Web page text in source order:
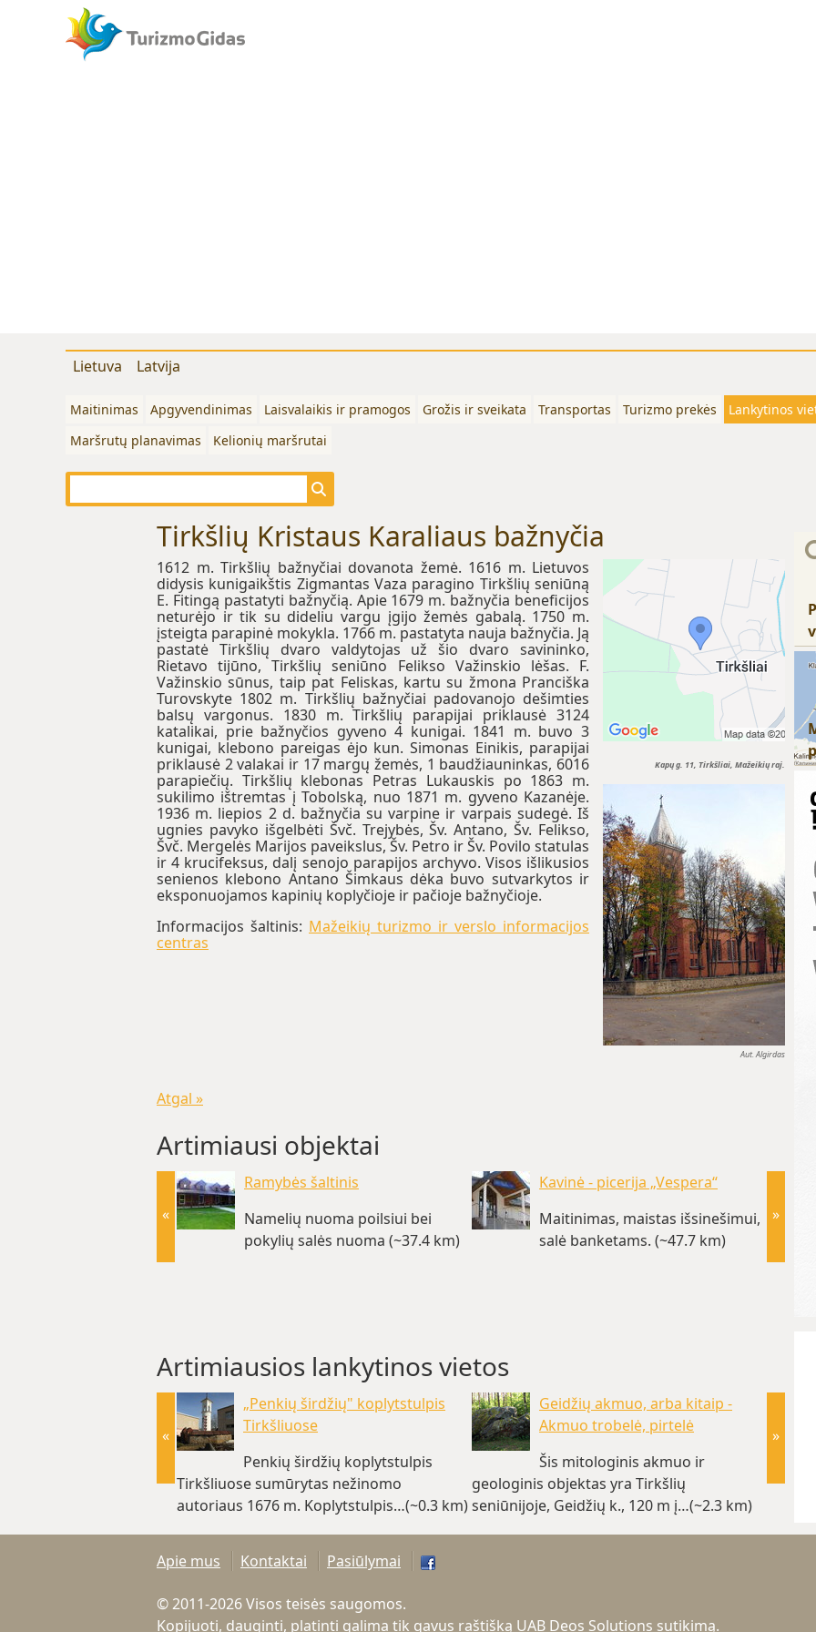
Lietuva Latvija
Maitinimas Apgyvendinimas Laisvalaikis ir pramogos Grožis ir sveikata Transportas Turizmo prekės Lankytinos
Maršrutų planavimas
Kelionių maršrutai
Tirkšlių Kristaus Karaliaus bažnyčia
Kapų g. 11, Tirkšliai, Mažeikių raj.
Aut. Algirdas
1612 m. Tirkšlių bažnyčiai dovanota žemė. 1616 m. Lietuvos
didysis kunigaikštis Zigmantas Vaza paragino Tirkšlių seniūną
E. Fitingą pastatyti bažnyčią. Apie 1679 m. bažnyčia beneficijos
neturėjo ir tik su dideliu vargu įgijo žemės gabalą. 1750 m.
įsteigta parapinė mokykla. 1766 m. pastatyta nauja bažnyčia. Ją
pastatė Tirkšlių dvaro valdytojas už šio dvaro savininko,
Rietavo tijūno, Tirkšlių seniūno Felikso Važinskio lėšas. F.
Važinskio sūnus, taip pat Feliskas, kartu su žmona Pranciška
Turovskyte 1802 m. Tirkšlių bažnyčiai padovanojo dešimties
balsų vargonus. 1830 m. Tirkšlių parapijai priklausė 3124
katalikai, prie bažnyčios gyveno 4 kunigai. 1841 m. buvo 3
kunigai, klebono pareigas ėjo kun. Simonas Einikis, parapijai
priklausė 2 valakai ir 17 margų žemės, 1 baudžiauninkas, 6016
parapiečių. Tirkšlių klebonas Petras Lukauskis po 1863 m.
sukilimo ištremtas į Tobolską, nuo 1871 m. gyveno Kazanėje.
1936 m. liepios 2 d. bažnyčia su varpine ir varpais sudegė. Iš
ugnies pavyko išgelbėti Švč. Trejybės, Šv. Antano, Šv. Felikso,
Švč. Mergelės Marijos paveikslus, Šv. Petro ir Šv. Povilo statulas
ir 4 krucifeksus, dalį senojo parapijos archyvo. Visos išlikusios
senienos klebono Antano Šimkaus dėka buvo sutvarkytos ir
eksponuojamos kapinių koplyčioje ir pačioje bažnyčioje.
Informacijos šaltinis: Mažeikių turizmo ir verslo informacijos
centras
Atgal »
Artimiausi objektai
Ramybės šaltinis
Namelių nuoma poilsiui bei
pokylių salės nuoma (~37.4 km)
Kavinė - picerija „Vespera“
Maitinimas, maistas išsinešimui,
salė banketams. (~47.7 km)
studija
»
«
Artimiausios lankytinos vietos
„Penkių širdžių" koplytstulpis
Tirkšliuose
Penkių širdžių koplytstulpis
Tirkšliuose sumūrytas nežinomo
autoriaus 1676 m. Koplytstulpis…(~0.3 km)
Geidžių akmuo, arba kitaip -
Akmuo trobelė, pirtelė
Šis mitologinis akmuo ir
geologinis objektas yra Tirkšlių
seniūnijoje, Geidžių k., 120 m į…(~2.3 km)
»
«
Apie mus Kontaktai Pasiūlymai
© 2011-2026 Visos teisės saugomos.
Kopijuoti, dauginti, platinti galima tik gavus raštišką UAB Deos Solutions sutikimą.